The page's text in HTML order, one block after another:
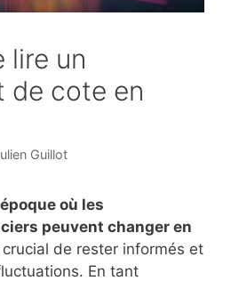
lire un
de cote en
Guillot
où les
peuvent changer en
de rester informés et
En tant